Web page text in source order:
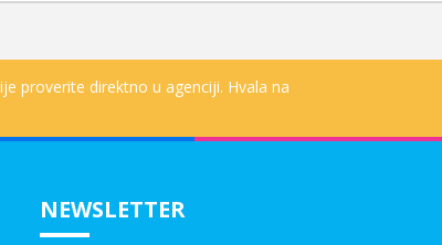
proverite direktno u agenciji. Hvala na
NEWSLETTER